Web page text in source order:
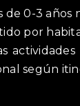
de 0-3 años
por
según